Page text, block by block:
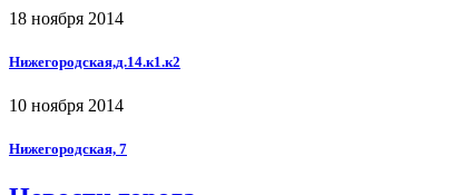
18 ноября 2014
Нижегородская,д.14.к1.к2
10 ноября 2014
Нижегородская, 7